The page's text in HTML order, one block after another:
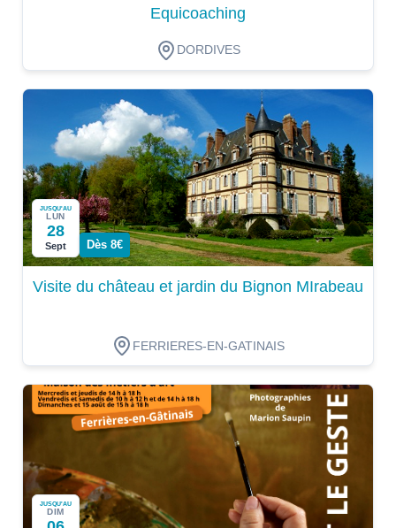
Equicoaching
DORDIVES
JUSQU'AU
LUN
28
Sept Dès 8€
Visite du château et jardin du Bignon MIrabeau
FERRIERES-EN-GATINAIS
JUSQU'AU
DIM